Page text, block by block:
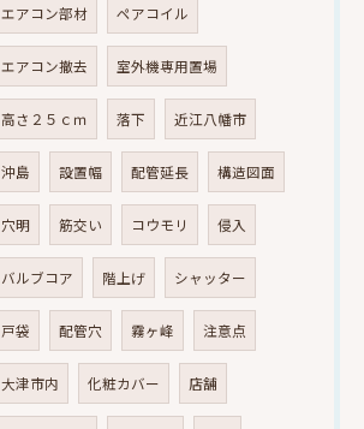
エアコン部材 ペアコイル
エアコン撤去 室外機専用置場
高さ２５ｃｍ 落下 近江八幡市
沖島 設置幅 配管延長 構造図面
穴明 筋交い コウモリ 侵入
バルブコア 階上げ シャッター
戸袋 配管穴 霧ヶ峰 注意点
大津市内 化粧カバー 店舗